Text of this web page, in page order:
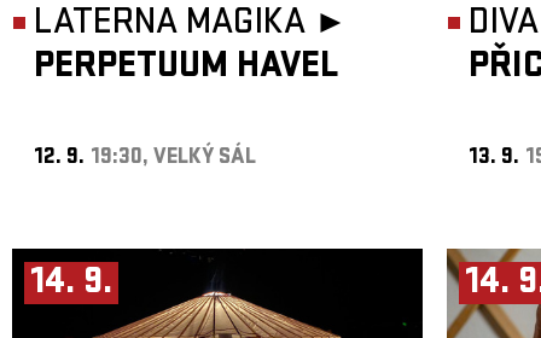
LATERNA MAGIKA ►
PERPETUUM HAVEL
12. 9. 19:30, VELKÝ SÁL 13. 9.
14. 9. 14.